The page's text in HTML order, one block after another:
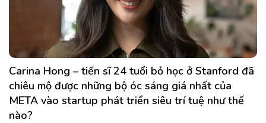
Carina Hong – tiến sĩ 24 tuổi bỏ học ở Stanford đã
chiêu mộ được những bộ óc sáng giá nhất của
META vào startup phát triển siêu trí tuệ như thế
nào?